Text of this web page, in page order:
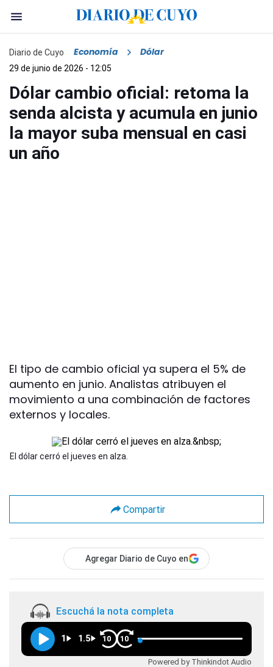
Diario de Cuyo Economía Dólar
29 de junio de 2026 - 12:05
Dólar cambio oficial: retoma la
senda alcista y acumula en junio
la mayor suba mensual en casi
un año
El tipo de cambio oficial ya supera el 5% de
aumento en junio. Analistas atribuyen el
movimiento a una combinación de factores
externos y locales.
El dólar cerró el jueves en alza.
Compartir
Agregar Diario de Cuyo en
Escuchá la nota completa
1 1.5 10 10
Powered by Thinkindot Audio